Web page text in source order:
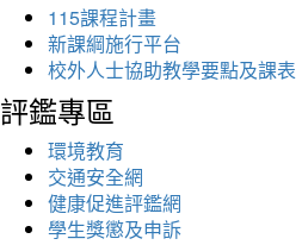
115課程計畫
新課綱施行平台
校外人士協助教學要點及課表
評鑑專區
環境教育
交通安全網
健康促進評鑑網
學生獎懲及申訴